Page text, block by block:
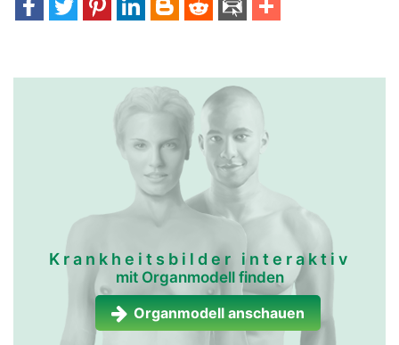
Krankheitsbilder interaktiv
mit Organmodell finden
Organmodell anschauen